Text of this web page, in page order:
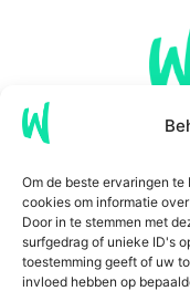
Om de beste ervaringen
cookies om informatie
Door in te stemmen met
surfgedrag of unieke ID's
toestemming geeft of uw
invloed hebben op